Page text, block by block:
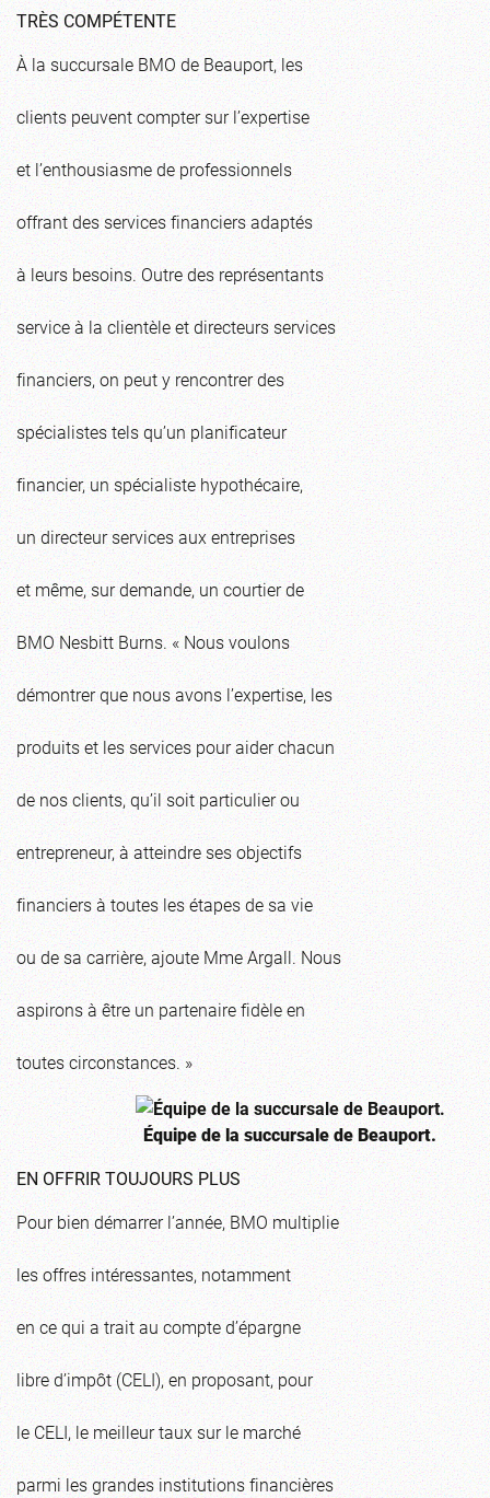
TRÈS COMPÉTENTE
À la succursale BMO de Beauport, les
clients peuvent compter sur l’expertise
et l’enthousiasme de professionnels
offrant des services financiers adaptés
à leurs besoins. Outre des représentants
service à la clientèle et directeurs services
financiers, on peut y rencontrer des
spécialistes tels qu’un planificateur
financier, un spécialiste hypothécaire,
un directeur services aux entreprises
et même, sur demande, un courtier de
BMO Nesbitt Burns. « Nous voulons
démontrer que nous avons l’expertise, les
produits et les services pour aider chacun
de nos clients, qu’il soit particulier ou
entrepreneur, à atteindre ses objectifs
financiers à toutes les étapes de sa vie
ou de sa carrière, ajoute Mme Argall. Nous
aspirons à être un partenaire fidèle en
toutes circonstances. »
Équipe de la succursale de Beauport.
EN OFFRIR TOUJOURS PLUS
Pour bien démarrer l’année, BMO multiplie
les offres intéressantes, notamment
en ce qui a trait au compte d’épargne
libre d’impôt (CELI), en proposant, pour
le CELI, le meilleur taux sur le marché
parmi les grandes institutions financières